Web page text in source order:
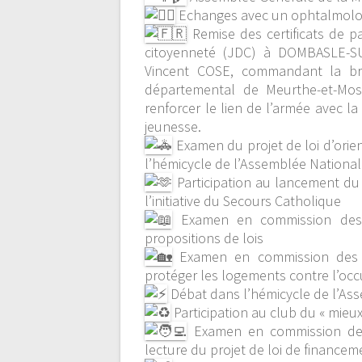
Echanges avec un
Remise des certificats de
citoyenneté (JDC) à
Vincent COSE, commandant la
départemental de Meurthe-et-
renforcer le lien de l’armée avec
jeunesse.
Examen du projet de loi
l’hémicycle de l’Assemblée
Participation au lancement
l’initiative du Secours Catholique
Examen en commission
propositions de lois
Examen en commission
protéger les logements contre
Débat dans l’hémicycle de
Participation au club du «
Examen en commission
lecture du projet de loi de